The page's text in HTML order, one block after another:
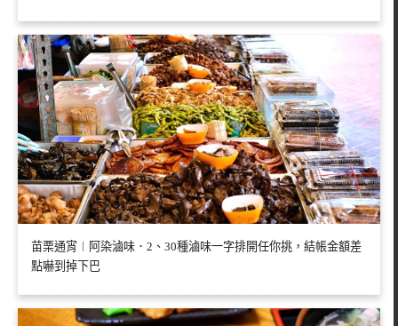
苗栗通宵︱阿染滷味．2、30種滷味一字排開任你挑，結帳金額差
點嚇到掉下巴